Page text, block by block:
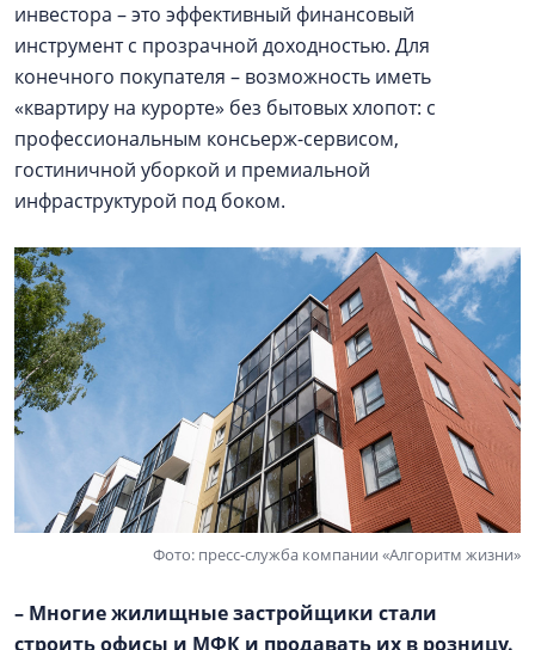
инвестора – это эффективный финансовый
инструмент с прозрачной доходностью. Для
конечного покупателя – возможность иметь
«квартиру на курорте» без бытовых хлопот: с
профессиональным консьерж-сервисом,
гостиничной уборкой и премиальной
инфраструктурой под боком.
Фото: пресс-служба компании «Алгоритм жизни»
– Многие жилищные застройщики стали
строить офисы и МФК и продавать их в розницу.